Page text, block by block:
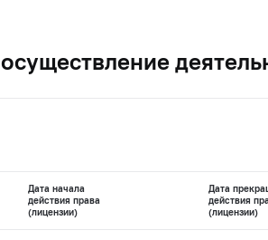
Дата начала
действия права
(лицензии)
Дата
действия
(лицензии)